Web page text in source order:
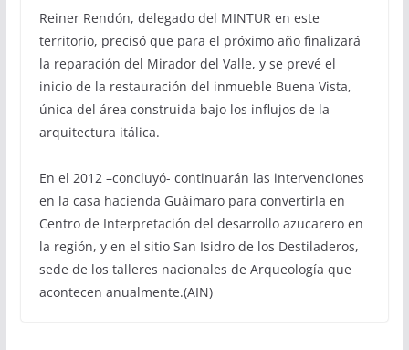
Reiner Rendón, delegado del MINTUR en este
territorio, precisó que para el próximo año finalizará
la reparación del Mirador del Valle, y se prevé el
inicio de la restauración del inmueble Buena Vista,
única del área construida bajo los influjos de la
arquitectura itálica.
En el 2012 –concluyó- continuarán las intervenciones
en la casa hacienda Guáimaro para convertirla en
Centro de Interpretación del desarrollo azucarero en
la región, y en el sitio San Isidro de los Destiladeros,
sede de los talleres nacionales de Arqueología que
acontecen anualmente.(AIN)